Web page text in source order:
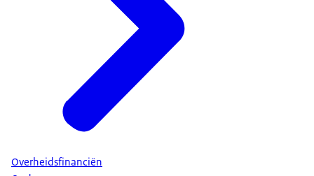
Overheidsfinanciën